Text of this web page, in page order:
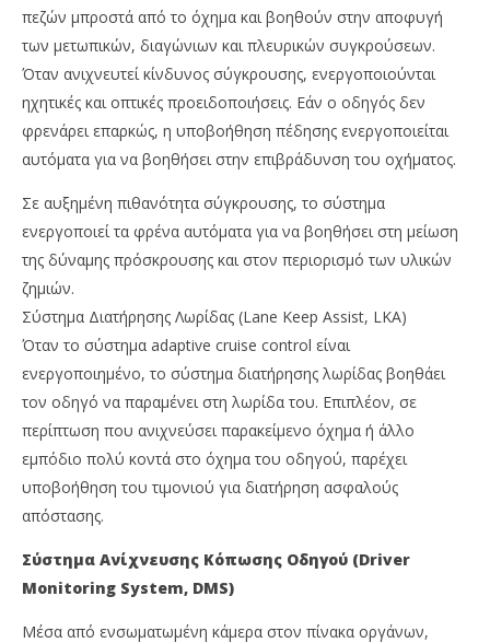
πεζών μπροστά από το όχημα και βοηθούν στην αποφυγή
των μετωπικών, διαγώνιων και πλευρικών συγκρούσεων.
Όταν ανιχνευτεί κίνδυνος σύγκρουσης, ενεργοποιούνται
ηχητικές και οπτικές προειδοποιήσεις. Εάν ο οδηγός δεν
φρενάρει επαρκώς, η υποβοήθηση πέδησης ενεργοποιείται
αυτόματα για να βοηθήσει στην επιβράδυνση του οχήματος.
Σε αυξημένη πιθανότητα σύγκρουσης, το σύστημα
ενεργοποιεί τα φρένα αυτόματα για να βοηθήσει στη μείωση
της δύναμης πρόσκρουσης και στον περιορισμό των υλικών
ζημιών.
Σύστημα Διατήρησης Λωρίδας (Lane Keep Assist, LKA)
Όταν το σύστημα adaptive cruise control είναι
ενεργοποιημένο, το σύστημα διατήρησης λωρίδας βοηθάει
τον οδηγό να παραμένει στη λωρίδα του. Επιπλέον, σε
περίπτωση που ανιχνεύσει παρακείμενο όχημα ή άλλο
εμπόδιο πολύ κοντά στο όχημα του οδηγού, παρέχει
υποβοήθηση του τιμονιού για διατήρηση ασφαλούς
απόστασης.
Σύστημα Ανίχνευσης Κόπωσης Οδηγού (Driver
Monitoring System, DMS)
Μέσα από ενσωματωμένη κάμερα στον πίνακα οργάνων,